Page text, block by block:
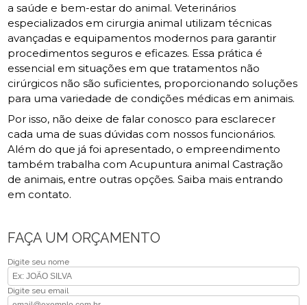
a saúde e bem-estar do animal. Veterinários
especializados em cirurgia animal utilizam técnicas
avançadas e equipamentos modernos para garantir
procedimentos seguros e eficazes. Essa prática é
essencial em situações em que tratamentos não
cirúrgicos não são suficientes, proporcionando soluções
para uma variedade de condições médicas em animais.
Por isso, não deixe de falar conosco para esclarecer
cada uma de suas dúvidas com nossos funcionários.
Além do que já foi apresentado, o empreendimento
também trabalha com Acupuntura animal Castração
de animais, entre outras opções. Saiba mais entrando
em contato.
FAÇA UM ORÇAMENTO
Digite seu nome
Digite seu email